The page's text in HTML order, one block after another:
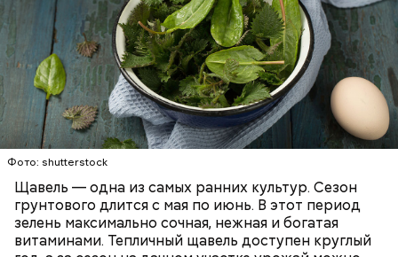
Фото: shutterstock
Щавель — одна из самых ранних культур. Сезон
грунтового длится с мая по июнь. В этот период
зелень максимально сочная, нежная и богатая
витаминами. Тепличный щавель доступен круглый
Опасность же щавеля состоит в том, что он
содержит большое количество щавелевой кислоты,
которая может способствовать образованию
ЗДОРОВЬЕ ВРАЧИ
РАСТЕНИЯ
ПРОДУКТЫ